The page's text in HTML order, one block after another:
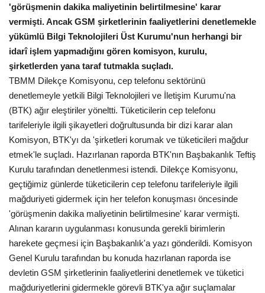
Gündem
Tekno Bilim
Ekonomi
Siyaset
Galeriler
Yaşam
Künye
Sağlık
İletişim
Kültür Sanat
'görüşmenin dakika maliyetinin belirtilmesine' karar
vermişti. Ancak GSM şirketlerinin faaliyetlerini denetlemekle
yükümlü Bilgi Teknolojileri Üst Kurumu'nun herhangi bir
idarî işlem yapmadığını gören komisyon, kurulu,
şirketlerden yana taraf tutmakla suçladı.
TBMM Dilekçe Komisyonu, cep telefonu sektörünü
denetlemeyle yetkili Bilgi Teknolojileri ve İletişim Kurumu'na
(BTK) ağır eleştiriler yöneltti. Tüketicilerin cep telefonu
tarifeleriyle ilgili şikayetleri doğrultusunda bir dizi karar alan
Komisyon, BTK'yı da 'şirketleri korumak ve tüketicileri mağdur
etmek'le suçladı. Hazırlanan raporda BTK'nın Başbakanlık Teftiş
Kurulu tarafından denetlenmesi istendi. Dilekçe Komisyonu,
geçtiğimiz günlerde tüketicilerin cep telefonu tarifeleriyle ilgili
mağduriyeti gidermek için her telefon konuşması öncesinde
'görüşmenin dakika maliyetinin belirtilmesine' karar vermişti.
Alınan kararın uygulanması konusunda gerekli birimlerin
harekete geçmesi için Başbakanlık'a yazı gönderildi. Komisyon
Genel Kurulu tarafından bu konuda hazırlanan raporda ise
devletin GSM şirketlerinin faaliyetlerini denetlemek ve tüketici
mağduriyetlerini gidermekle görevli BTK'ya ağır suçlamalar